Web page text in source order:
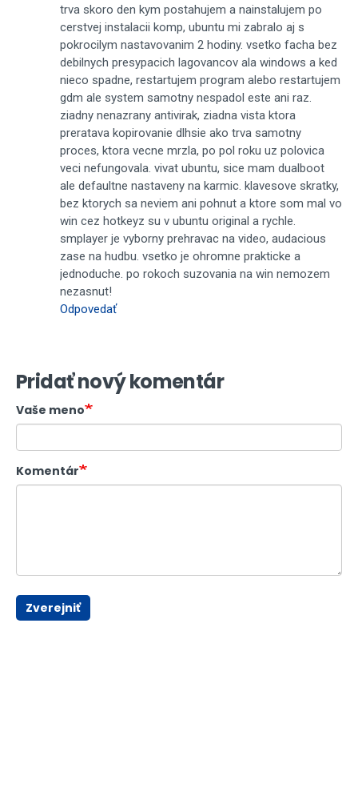
trva skoro den kym postahujem a nainstalujem po
cerstvej instalacii komp, ubuntu mi zabralo aj s
pokrocilym nastavovanim 2 hodiny. vsetko facha bez
debilnych presypacich lagovancov ala windows a ked
nieco spadne, restartujem program alebo restartujem
gdm ale system samotny nespadol este ani raz.
ziadny nenazrany antivirak, ziadna vista ktora
preratava kopirovanie dlhsie ako trva samotny
proces, ktora vecne mrzla, po pol roku uz polovica
veci nefungovala. vivat ubuntu, sice mam dualboot
ale defaultne nastaveny na karmic. klavesove skratky,
bez ktorych sa neviem ani pohnut a ktore som mal vo
win cez hotkeyz su v ubuntu original a rychle.
smplayer je vyborny prehravac na video, audacious
zase na hudbu. vsetko je ohromne prakticke a
jednoduche. po rokoch suzovania na win nemozem
nezasnut!
Odpovedať
Pridať nový komentár
Vaše meno
Komentár
Zverejniť